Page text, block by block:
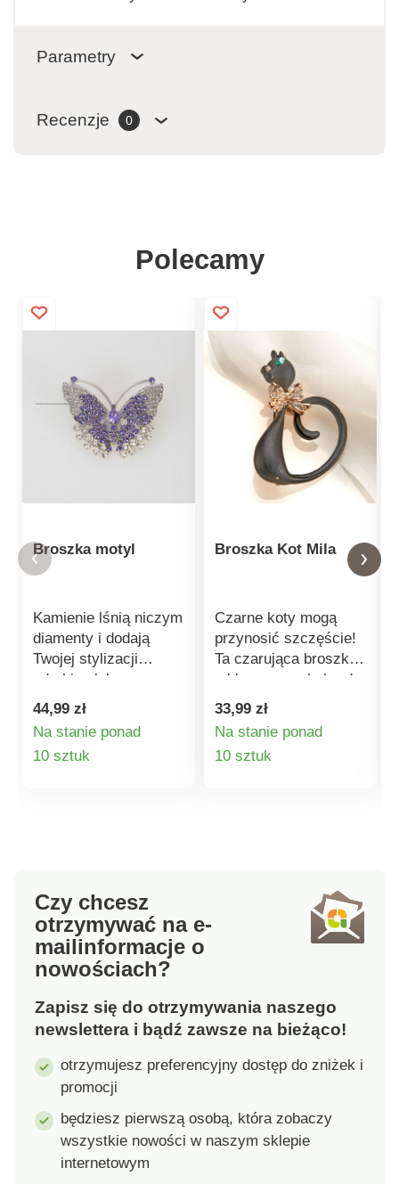
Parametry
Recenzje 0
Polecamy
Broszka motyl
Kamienie lśnią niczym
diamenty i dodają
Twojej stylizacji
odrobiny luksusu.
Stylowa i oryginalna.
Wyrafinowany design.
Zapinana na szpilkę.
44,99 zł
Na stanie ponad
10 sztuk
Broszka Kot Mila
Czarne koty mogą
przynosić szczęście!
Ta czarująca broszka
z błyszczącą kokardą
z kryształu górskiego
przyniesie szczęście
nie tylko fanom kotów.
Wzbogaci ona każdy
33,99 zł
Na stanie ponad
10 sztuk
Czy chcesz
otrzymywać na e-
mailinformacje o
nowościach?
Zapisz się do otrzymywania naszego
newslettera i bądź zawsze na bieżąco!
otrzymujesz preferencyjny dostęp do zniżek i
promocji
będziesz pierwszą osobą, która zobaczy
wszystkie nowości w naszym sklepie
internetowym